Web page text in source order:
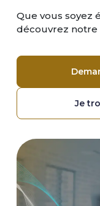
Que vous soyez
découvrez notre
Je
Image